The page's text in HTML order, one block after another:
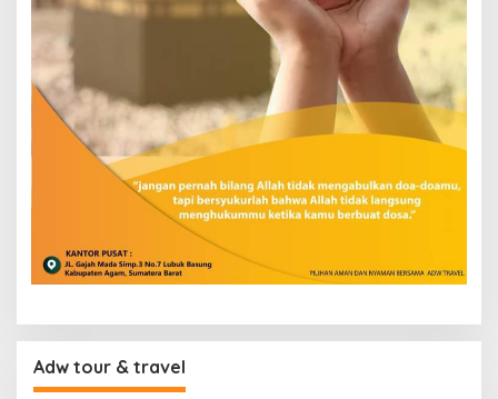
Adw tour & travel